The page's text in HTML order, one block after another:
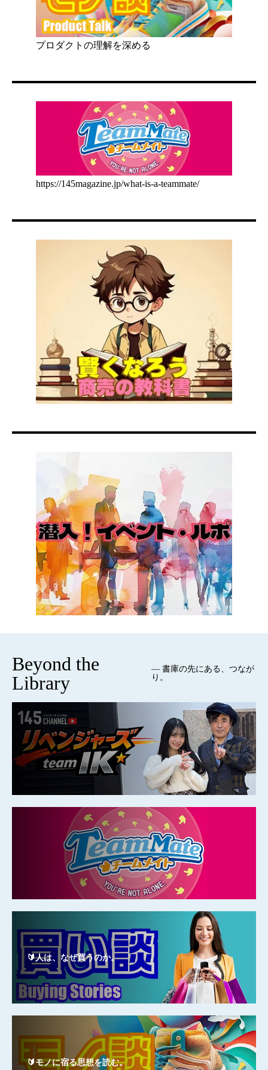
プロダクトの理解を深める
https://145magazine.jp/what-is-a-teammate/
Beyond the
Library
— 書庫の先にある、つなが
り。
🔰人は、なぜ買うのか。
🔰モノに宿る思想を読む。